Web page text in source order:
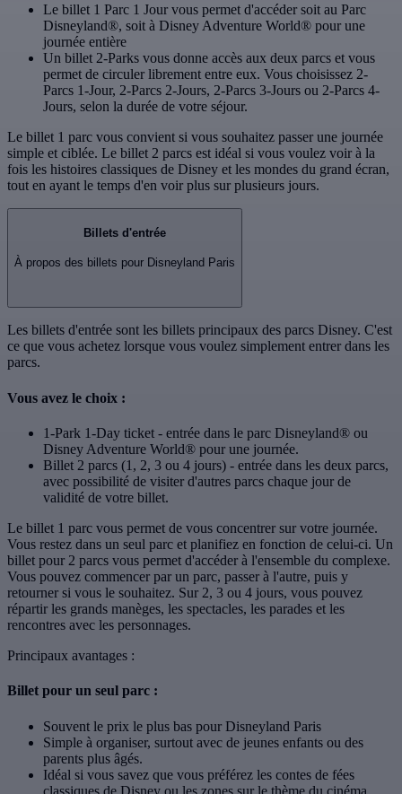
Le billet 1 Parc 1 Jour vous permet d'accéder soit au Parc
Disneyland®, soit à Disney Adventure World® pour une
journée entière
Un billet 2-Parks vous donne accès aux deux parcs et vous
permet de circuler librement entre eux. Vous choisissez 2-
Parcs 1-Jour, 2-Parcs 2-Jours, 2-Parcs 3-Jours ou 2-Parcs 4-
Jours, selon la durée de votre séjour.
Le billet 1 parc vous convient si vous souhaitez passer une journée
simple et ciblée. Le billet 2 parcs est idéal si vous voulez voir à la
fois les histoires classiques de Disney et les mondes du grand écran,
tout en ayant le temps d'en voir plus sur plusieurs jours.
Billets d'entrée
À propos des billets pour Disneyland Paris
Les billets d'entrée sont les billets principaux des parcs Disney. C'est
ce que vous achetez lorsque vous voulez simplement entrer dans les
parcs.
Vous avez le choix :
1-Park 1-Day ticket - entrée dans le parc Disneyland® ou
Disney Adventure World® pour une journée.
Billet 2 parcs (1, 2, 3 ou 4 jours) - entrée dans les deux parcs,
avec possibilité de visiter d'autres parcs chaque jour de
validité de votre billet.
Le billet 1 parc vous permet de vous concentrer sur votre journée.
Vous restez dans un seul parc et planifiez en fonction de celui-ci. Un
billet pour 2 parcs vous permet d'accéder à l'ensemble du complexe.
Vous pouvez commencer par un parc, passer à l'autre, puis y
retourner si vous le souhaitez. Sur 2, 3 ou 4 jours, vous pouvez
répartir les grands manèges, les spectacles, les parades et les
rencontres avec les personnages.
Principaux avantages :
Billet pour un seul parc :
Souvent le prix le plus bas pour Disneyland Paris
Simple à organiser, surtout avec de jeunes enfants ou des
parents plus âgés.
Idéal si vous savez que vous préférez les contes de fées
classiques de Disney ou les zones sur le thème du cinéma.